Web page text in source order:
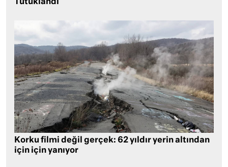
Tutuklandı
Korku filmi değil gerçek: 62 yıldır yerin altından
için için yanıyor